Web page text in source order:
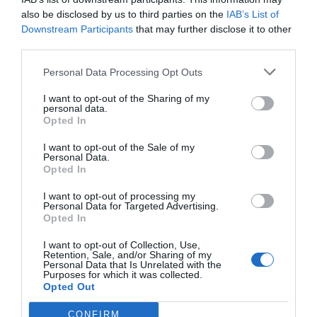
also be disclosed by us to third parties on the IAB’s List of
Downstream Participants that may further disclose it to other
Personal Data Processing Opt Outs
I want to opt-out of the Sharing of my
personal data.
Opted In
I want to opt-out of the Sale of my
Personal Data.
Opted In
I want to opt-out of processing my
Personal Data for Targeted Advertising.
Opted In
I want to opt-out of Collection, Use,
Retention, Sale, and/or Sharing of my
Personal Data that Is Unrelated with the
Purposes for which it was collected.
Opted Out
CONFIRM
periodistes previ a la junta d'accionistes de
Context politicoeconòmic
Oliu també ha fet quatre pinzellades al context
politicoeconòmic més recent. "
Hem començat
perquè elBrexitja és una realitat, sinó també pel
resultat de les eleccions nord-americanes
un nou president de fora de l'establishment que
ha accedit al poder i que genera expectatives
En relació al Brexit, Oliu ha destacat que "ara
comença un període llarguíssim de
negociacions, on els mercats tindran alguna